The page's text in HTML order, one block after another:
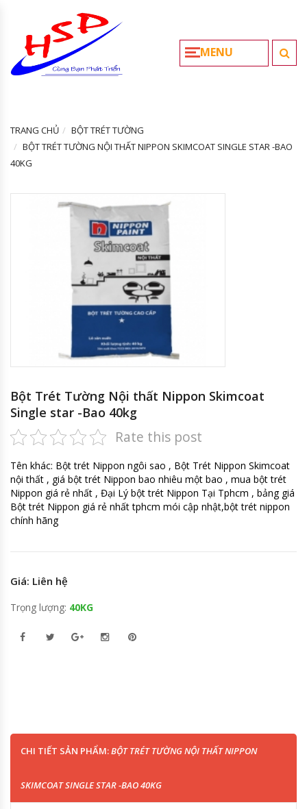
MENU
TRANG CHỦ
BỘT TRÉT TƯỜNG
BỘT TRÉT TƯỜNG NỘI THẤT NIPPON SKIMCOAT SINGLE STAR -BAO
40KG
Bột Trét Tường Nội thất Nippon Skimcoat
Single star -Bao 40kg
Rate this post
Tên khác: Bột trét Nippon ngôi sao , Bột Trét Nippon Skimcoat
nội thất , giá bột trét Nippon bao nhiêu một bao , mua bột trét
Nippon giá rẻ nhất , Đại Lý bột trét Nippon Tại Tphcm , bảng giá
Bột trét Nippon giá rẻ nhất tphcm mói cập nhật,bột trét nippon
chính hãng
Giá: Liên hệ
Trọng lượng: 40KG
CHI TIẾT SẢN PHẨM:BỘT TRÉT TƯỜNG NỘI THẤT NIPPON
SKIMCOAT SINGLE STAR -BAO 40KG